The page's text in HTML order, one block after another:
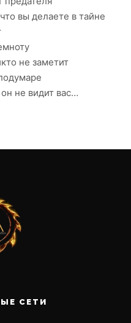
вы делаете в тайне
не заметит
не видит вас…
СЕТИ